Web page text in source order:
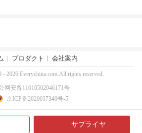
サプライヤ
プロダクト 会社案内
2026 Everychina.com.All rights reserved.
网安备11010502046171号
京ICP备2020037340号-5